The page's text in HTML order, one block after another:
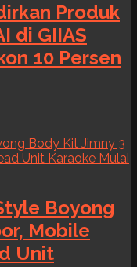
Produk
di GIIAS
10 Persen
Boyong
Mobile
Unit